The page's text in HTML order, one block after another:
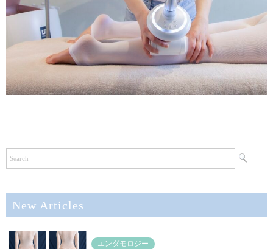
New Articles
エンダモロジー